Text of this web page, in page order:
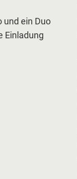
und ein Duo
Einladung